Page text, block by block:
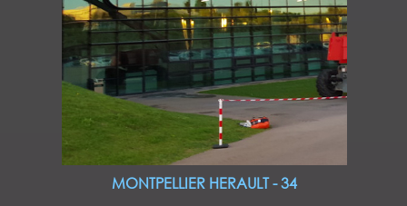
MONTPELLIER HERAULT - 34